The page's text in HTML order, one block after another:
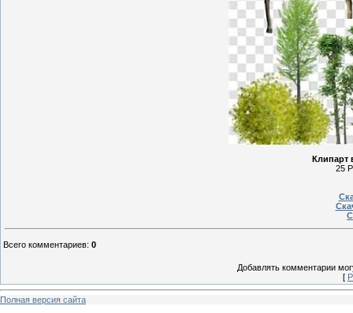
Клипарт
25
Всего комментариев: 0
Добавлять комментарии
[
Полная версия сайта